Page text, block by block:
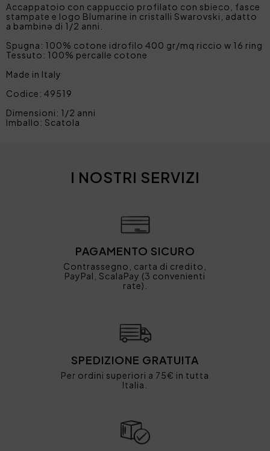
Accappatoio con cappuccio profilato con sbieco, fasce
stampate e logo Blumarine in cristalli Swarovski, adatto
a bambinə di 1/2 anni.
Spugna: 100% cotone idrofilo 400 gr/mq riccio w 16 ring
Tessuto: 100% percalle cotone
Made in Italy
Codice: 49519
Dimensioni: 1/2 anni
Imballo: Scatola
I NOSTRI SERVIZI
PAGAMENTO SICURO
Contrassegno, carta di credito,
PayPal, ScalaPay (3 convenienti
rate).
SPEDIZIONE GRATUITA
Per ordini superiori a 75€ in tutta
Italia.